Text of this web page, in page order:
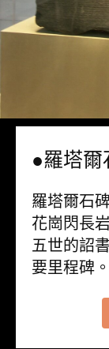
●羅塔爾
羅塔爾石
花崗閃長
五世的詔
要里程碑。